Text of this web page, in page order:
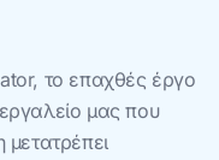
το επαχθές έργο
μας που
μετατρέπει